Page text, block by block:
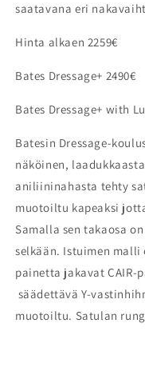
saatavana eri
Hinta alkaen 2259€
Bates Dressage+ 2490€
Bates Dressage+ with
Batesin Dressage-
näköinen,
aniliininahasta tehty
muotoiltu kapeaksi
Samalla sen takaosa
selkään. Istuimen malli
painetta jakavat
säädettävä Y-
muotoiltu. Satulan